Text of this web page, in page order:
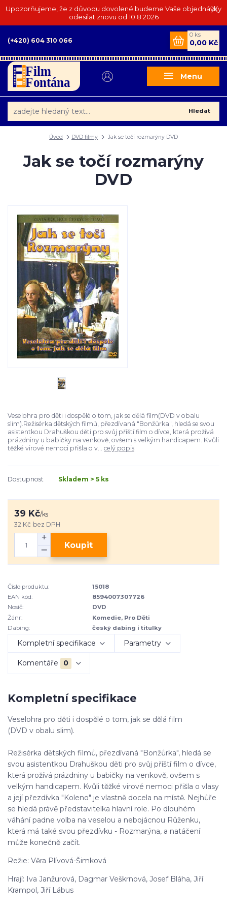
Upozorňujeme, že z důvodu dovolené budeme Vaše objednávky
odesílat znovu od 10.8.2026
Menu
Hledat
(+420) 604 310 066
0 ks
0,00 Kč
Úvod DVD filmy Jak se točí rozmarýny DVD
Jak se točí rozmarýny
DVD
Veselohra pro děti i dospělé o tom, jak se dělá film(DVD v obalu
slim).Režisérka dětských filmů, přezdívaná "Bonžůrka", hledá se svou
asistentkou Drahuškou děti pro svůj příští film o dívce, která prožívá
prázdniny u babičky na venkově, ovšem s velkým handicapem. Kvůli
těžké virové nemoci přišla o v... celý popis
Dostupnost Skladem > 5 ks
39 Kč/ks
32 Kč bez DPH
Koupit
Číslo produktu:
15018
EAN kód:
8594007307726
Nosič:
DVD
Žánr:
Komedie, Pro Děti
Dabing:
český dabing i titulky
Kompletní specifikace Parametry
Komentáře 0
Kompletní specifikace
Veselohra pro děti i dospělé o tom, jak se dělá film
(DVD v obalu slim).
Režisérka dětských filmů, přezdívaná "Bonžůrka", hledá se
svou asistentkou Drahuškou děti pro svůj příští film o dívce,
která prožívá prázdniny u babičky na venkově, ovšem s
velkým handicapem. Kvůli těžké virové nemoci přišla o vlasy
a její přezdívka "Koleno" je vlastně docela na místě. Nejhůře
se hledá právě představitelka hlavní role. Po dlouhém
váhání padne volba na veselou a nebojácnou Růženku,
která má také svou přezdívku - Rozmarýna, a natáčení
může konečně začít.
Režie: Věra Plívová-Šimková
Hrají: Iva Janžurová, Dagmar Veškrnová, Josef Bláha, Jiří
Krampol, Jiří Lábus